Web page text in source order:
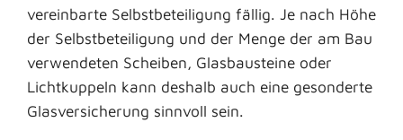
vereinbarte Selbstbeteiligung fällig. Je nach Höhe
der Selbstbeteiligung und der Menge der am Bau
verwendeten Scheiben, Glasbausteine oder
Lichtkuppeln kann deshalb auch eine gesonderte
Glasversicherung sinnvoll sein.